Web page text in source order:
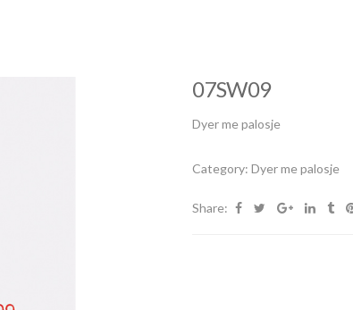
07SW09
Dyer me palosje
Category:Dyer me palosje
Share: